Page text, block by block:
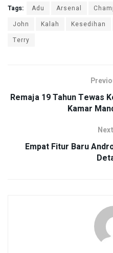
Tags: Adu Arsenal
John
Kalah Kesedihan
Terry
Remaja 19 Tahun Tewas
Kamar
Empat Fitur Baru